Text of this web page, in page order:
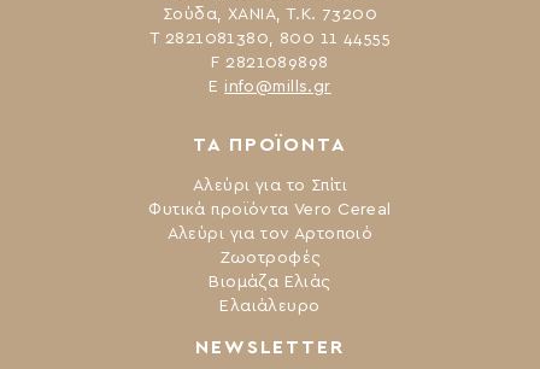
NEWSLETTER
ΤΑ ΠΡΟΪΟΝΤΑ
Αλεύρι για το Σπίτι
Φυτικά προϊόντα Vero Cereal
Αλεύρι για τον Αρτοποιό
Ζωοτροφές
Βιομάζα Ελιάς
Ελαιάλευρο
Σούδα, ΧΑΝΙΑ, Τ.Κ. 73200
Τ 2821081380, 800 11 44555
F 2821089898
Ε info@mills.gr